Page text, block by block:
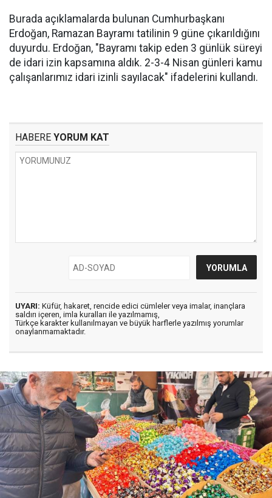
Burada açıklamalarda bulunan Cumhurbaşkanı
Erdoğan, Ramazan Bayramı tatilinin 9 güne çıkarıldığını
duyurdu. Erdoğan, "Bayramı takip eden 3 günlük süreyi
de idari izin kapsamına aldık. 2-3-4 Nisan günleri kamu
çalışanlarımız idari izinli sayılacak" ifadelerini kullandı.
HABERE YORUM KAT
UYARI: Küfür, hakaret, rencide edici cümleler veya imalar, inançlara
saldırı içeren, imla kuralları ile yazılmamış,
Türkçe karakter kullanılmayan ve büyük harflerle yazılmış yorumlar
onaylanmamaktadır.